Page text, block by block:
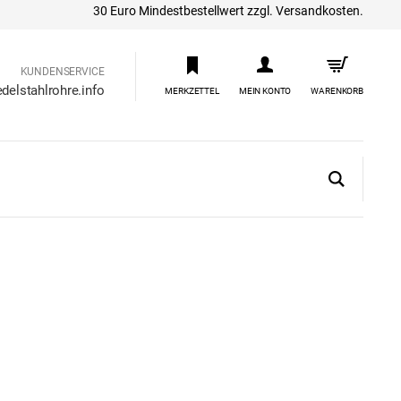
30 Euro Mindestbestellwert zzgl. Versandkosten.
KUNDENSERVICE
MERKZETTEL MEIN KONTO WARENKORB